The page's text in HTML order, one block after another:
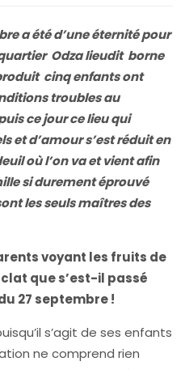
a été d’une éternité pour
Odza lieudit borne
cinq enfants ont
troubles au
ce jour ce lieu qui
et d’amour s’est réduit en
où l’on va et vient afin
si durement éprouvé
les seuls maîtres des
voyant les fruits de
que s’est-il passé
27 septembre !
s’agit de ses enfants
ne comprend rien